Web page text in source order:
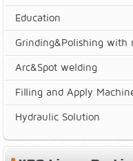
Education
Grinding&Polishing with
Arc&Spot welding
Filling and Apply
Hydraulic Solution